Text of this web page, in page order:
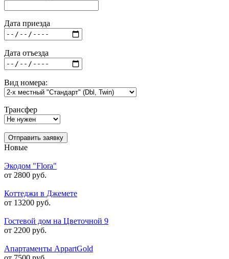
Дата приезда
Дата отъезда
Вид номера:
Трансфер
Отправить заявку
Новые
Экодом "Flora"
от 2800 руб.
Коттеджи в Джемете
от 13200 руб.
Гостевой дом на Цветочной 9
от 2200 руб.
Апартаменты AppartGold